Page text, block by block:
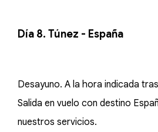
Día 8. Túnez - España
Desayuno. A la hora indicada
Salida en vuelo con destino
nuestros servicios.